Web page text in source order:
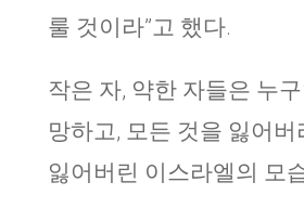
룰 것이라”고 했다.
작은 자, 약한 자들은 누
망하고, 모든 것을 잃어버
잃어버린 이스라엘의 모